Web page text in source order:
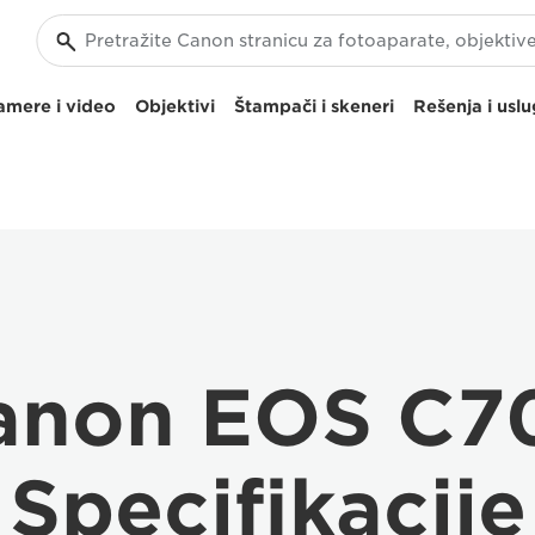
i video Objektivi Štampači i skeneri Rešenja i
EOS
Specifikacije